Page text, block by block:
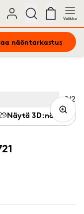
Valikko
näöntarkastus
Näytä 3D:nä
Kuva
2/2
(Current image)